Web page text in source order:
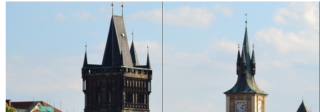
Карты и путеводители
Интерактивная карта
Карты платных дорог
Карта сайта